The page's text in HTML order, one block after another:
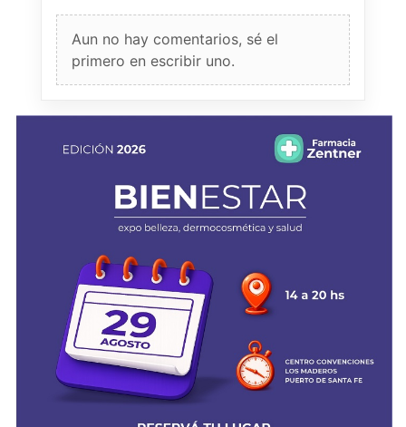
Aun no hay comentarios, sé el
primero en escribir uno.